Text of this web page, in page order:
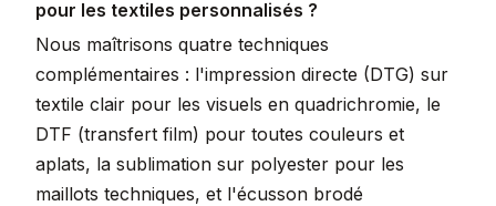
pour les textiles personnalisés ?
Nous maîtrisons quatre techniques
complémentaires : l'impression directe (DTG) sur
textile clair pour les visuels en quadrichromie, le
DTF (transfert film) pour toutes couleurs et
aplats, la sublimation sur polyester pour les
maillots techniques, et l'écusson brodé